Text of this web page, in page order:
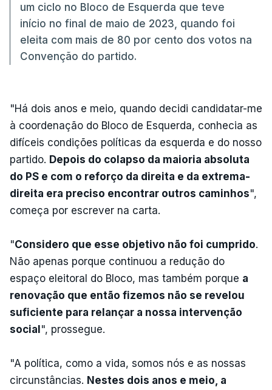
um ciclo no Bloco de Esquerda que teve
início no final de maio de 2023, quando foi
eleita com mais de 80 por cento dos votos na
Convenção do partido.
"Há dois anos e meio, quando decidi candidatar-me
à coordenação do Bloco de Esquerda, conhecia as
difíceis condições políticas da esquerda e do nosso
partido. Depois do colapso da maioria absoluta
do PS e com o reforço da direita e da extrema-
direita era preciso encontrar outros caminhos",
começa por escrever na carta.
"Considero que esse objetivo não foi cumprido.
Não apenas porque continuou a redução do
espaço eleitoral do Bloco, mas também porque a
renovação que então fizemos não se revelou
suficiente para relançar a nossa intervenção
social", prossegue.
"A política, como a vida, somos nós e as nossas
circunstâncias. Nestes dois anos e meio, a